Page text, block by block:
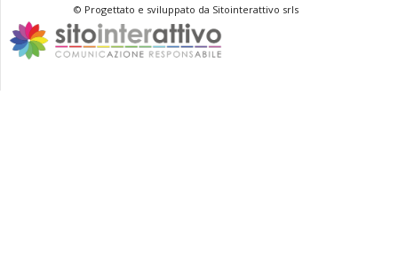
© Progettato e sviluppato da Sitointerattivo srls